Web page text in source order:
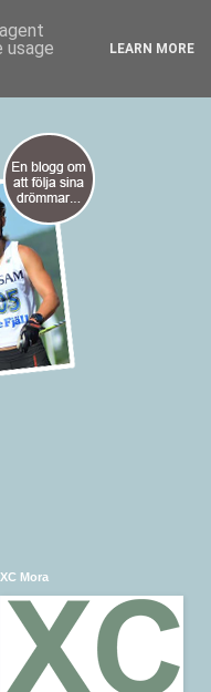
XC Mora
usage
LEARN MORE